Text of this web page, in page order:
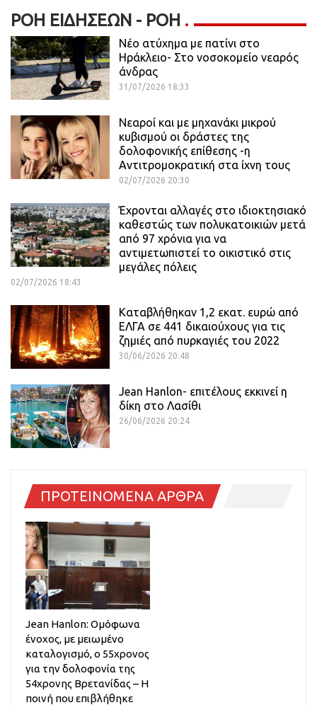
ΡΟΉ ΕΙΔΉΣΕΩΝ - ΡΟΗ
Νέο ατύχημα με πατίνι στο
Ηράκλειο- Στο νοσοκομείο νεαρός
άνδρας
31/07/2026 18:33
Νεαροί και με μηχανάκι μικρού
κυβισμού οι δράστες της
δολοφονικής επίθεσης -η
Αντιτρομοκρατική στα ίχνη τους
02/07/2026 20:30
Έχρονται αλλαγές στο ιδιοκτησιακό
καθεστώς των πολυκατοικιών μετά
από 97 χρόνια για να
αντιμετωπιστεί το οικιστικό στις
μεγάλες πόλεις
02/07/2026 18:43
Καταβλήθηκαν 1,2 εκατ. ευρώ από
ΕΛΓΑ σε 441 δικαιούχους για τις
ζημιές από πυρκαγιές του 2022
30/06/2026 20:48
Jean Hanlon- επιτέλους εκκινεί η
δίκη στο Λασίθι
26/06/2026 20:24
ΠΡΟΤΕΙΝΟΜΕΝΑ ΑΡΘΡΑ
Jean Hanlon: Ομόφωνα
ένοχος, με μειωμένο
καταλογισμό, ο 55χρονος
για την δολοφονία της
54χρονης Βρετανίδας – Η
ποινή που επιβλήθηκε